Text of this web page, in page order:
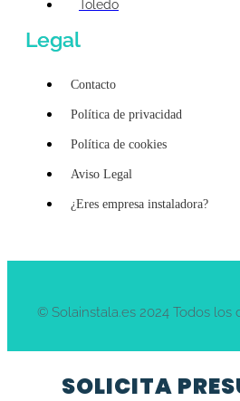
Toledo
Legal
Contacto
Política de privacidad
Política de cookies
Aviso Legal
¿Eres empresa instaladora?
© Solainstala.es 2024 Todos los
SOLICITA